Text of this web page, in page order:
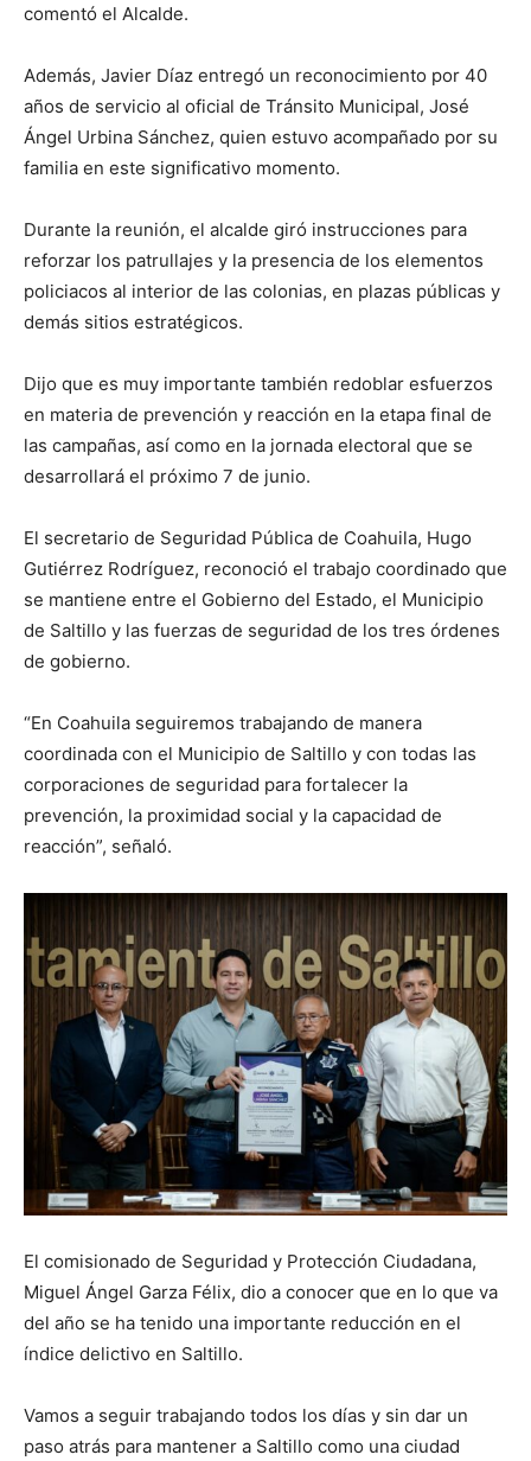
comentó el Alcalde.
Además, Javier Díaz entregó un reconocimiento por 40
años de servicio al oficial de Tránsito Municipal, José
Ángel Urbina Sánchez, quien estuvo acompañado por su
familia en este significativo momento.
Durante la reunión, el alcalde giró instrucciones para
reforzar los patrullajes y la presencia de los elementos
policiacos al interior de las colonias, en plazas públicas y
demás sitios estratégicos.
Dijo que es muy importante también redoblar esfuerzos
en materia de prevención y reacción en la etapa final de
las campañas, así como en la jornada electoral que se
desarrollará el próximo 7 de junio.
El secretario de Seguridad Pública de Coahuila, Hugo
Gutiérrez Rodríguez, reconoció el trabajo coordinado que
se mantiene entre el Gobierno del Estado, el Municipio
de Saltillo y las fuerzas de seguridad de los tres órdenes
de gobierno.
“En Coahuila seguiremos trabajando de manera
coordinada con el Municipio de Saltillo y con todas las
corporaciones de seguridad para fortalecer la
prevención, la proximidad social y la capacidad de
reacción”, señaló.
El comisionado de Seguridad y Protección Ciudadana,
Miguel Ángel Garza Félix, dio a conocer que en lo que va
del año se ha tenido una importante reducción en el
índice delictivo en Saltillo.
Vamos a seguir trabajando todos los días y sin dar un
paso atrás para mantener a Saltillo como una ciudad